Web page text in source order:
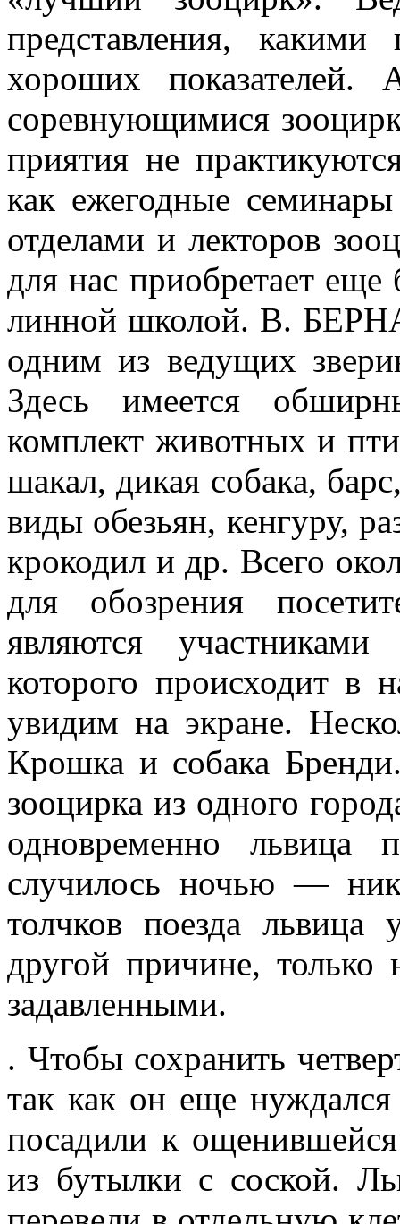
представления, какими
хороших
соревнующи­мися
приятия не
как еже­годные
отделами и лекторов
для нас приоб­ретает
линной школой. В.
одним из веду­щих
Здесь имеется
комплект животных и
шакал, дикая собака,
виды обезьян, кенгуру,
крокодил и др. Всего
для обозрения
являются
которо­го происходит в
увидим на экране.
Крошка и собака
зооцирка из одного
одновремен­но львица
случилось ночью —
толчков поезда
другой причине, толь­ко
задав­ленными.
. Чтобы сохранить
так как он еще
по­садили к
из бутылки с соской.